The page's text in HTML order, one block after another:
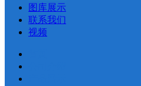
图库展示
联系我们
视频